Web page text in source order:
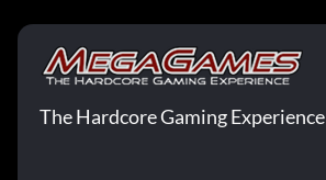
The Hardcore Gaming Experience